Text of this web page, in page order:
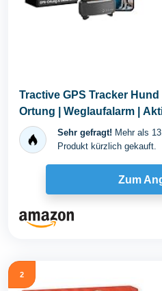
Tractive GPS Tracker
Ortung | Weglaufalarm |
Sehr gefragt! Mehr als
Produkt kürzlich gekauft.
Zum
2